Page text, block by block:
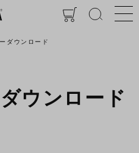
ダウンロード
ウンロード